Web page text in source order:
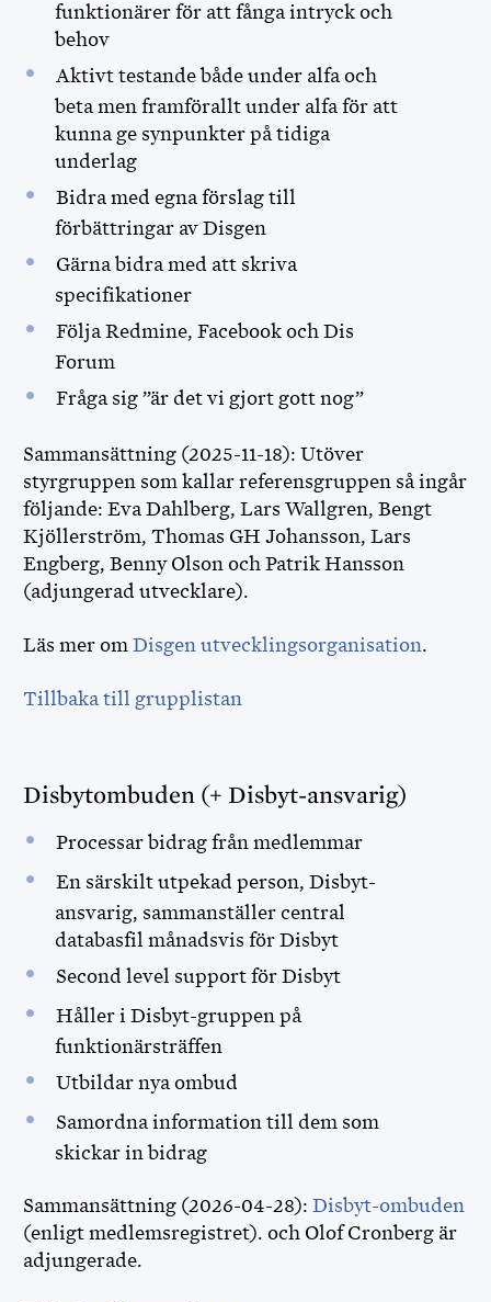
funktionärer för att fånga intryck och
behov
Aktivt testande både under alfa och
beta men framförallt under alfa för att
kunna ge synpunkter på tidiga
underlag
Bidra med egna förslag till
förbättringar av Disgen
Gärna bidra med att skriva
specifikationer
Följa Redmine, Facebook och Dis
Forum
Fråga sig ”är det vi gjort gott nog”
Sammansättning (2025-11-18): Utöver
styrgruppen som kallar referensgruppen så ingår
följande: Eva Dahlberg, Lars Wallgren, Bengt
Kjöllerström, Thomas GH Johansson, Lars
Engberg, Benny Olson och Patrik Hansson
(adjungerad utvecklare).
Läs mer om Disgen utvecklingsorganisation.
Tillbaka till grupplistan
Disbytombuden (+ Disbyt-ansvarig)
Processar bidrag från medlemmar
En särskilt utpekad person, Disbyt-
ansvarig, sammanställer central
databasfil månadsvis för Disbyt
Second level support för Disbyt
Håller i Disbyt-gruppen på
funktionärsträffen
Utbildar nya ombud
Samordna information till dem som
skickar in bidrag
Sammansättning (2026-04-28): Disbyt-ombuden
(enligt medlemsregistret). och Olof Cronberg är
adjungerade.